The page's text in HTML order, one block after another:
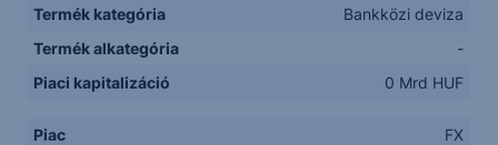
Termék kategória
Bankközi deviza
Termék alkategória
-
Piaci kapitalizáció
0 Mrd HUF
Piac
FX